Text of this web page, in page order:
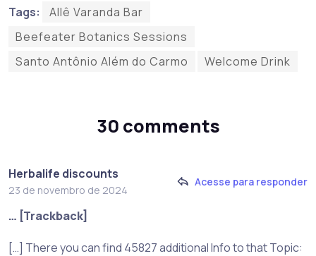
Tags:
Allê Varanda Bar
Beefeater Botanics Sessions
Santo Antônio Além do Carmo
Welcome Drink
30 comments
Herbalife discounts
23 de novembro de 2024
Acesse para responder
… [Trackback]
[…] There you can find 45827 additional Info to that Topic: